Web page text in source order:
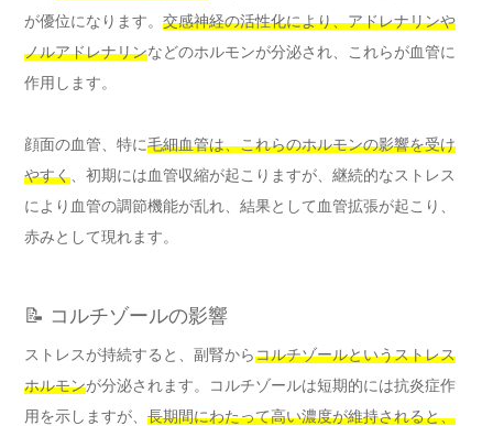
が優位になります。 交感神経の活性化により、アドレナリンや
ノルアドレナリンなどのホルモンが分泌され、これらが血管に
作用します。
顔面の血管、特に毛細血管は、これらのホルモンの影響を受け
やすく 、初期には血管収縮が起こりますが、継続的なストレス
により血管の調節機能が乱れ、結果として血管拡張が起こり、
赤みとして現れます。
📝 コルチゾールの影響
ストレスが持続すると、副腎からコルチゾールというストレス
ホルモンが分泌されます。コルチゾールは短期的には抗炎症作
用を示しますが、 長期間にわたって高い濃度が維持されると、